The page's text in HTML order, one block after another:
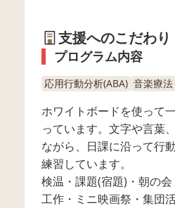
支援へのこだわり
プログラム内容
応用行動分析(ABA) 音楽療法
ホワイトボードを使って
っています。文字や言葉
ながら、日課に沿って行
練習しています。
検温・課題(宿題)・朝の
工作・ミニ映画祭・集団